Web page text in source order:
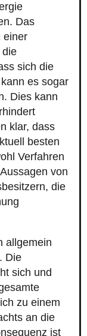
Das
einer
die
sich die
es sogar
Dies kann
klar, dass
besten
Verfahren
von
die
allgemein
Die
sich und
zu einem
an die
ist